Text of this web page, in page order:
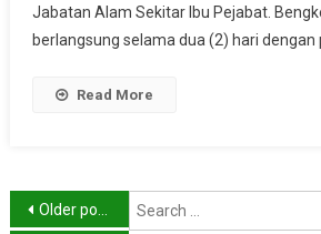
Jabatan Alam Sekitar Ibu Pejabat.
berlangsung selama dua (2) hari dengan
Read More
Posts
Older posts